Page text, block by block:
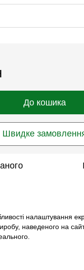
До кошика
Швидке
налаштування
наведеного на